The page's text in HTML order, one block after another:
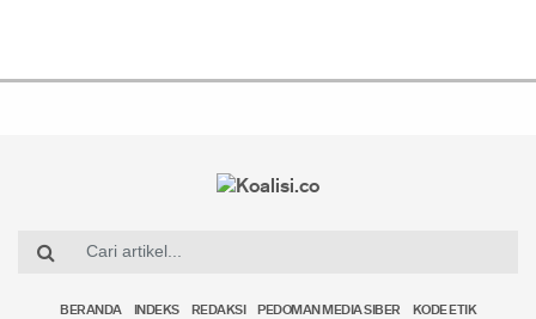
BERANDA INDEKS REDAKSI PEDOMAN MEDIA SIBER KODE ETIK